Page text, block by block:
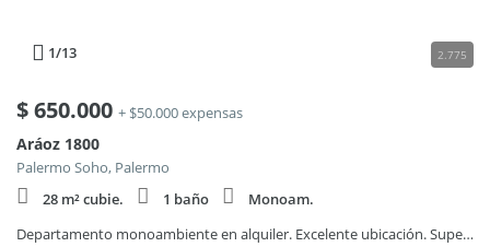
1/13 2.775
$650.000 + $50.000 expensas
Aráoz 1800
Palermo Soho, Palermo
28 m² cubie.
1 baño
Monoam.
Departamento monoambiente en alquiler. Excelente ubicación. Super Luminoso!